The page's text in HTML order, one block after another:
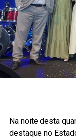
Na noite desta
destaque no